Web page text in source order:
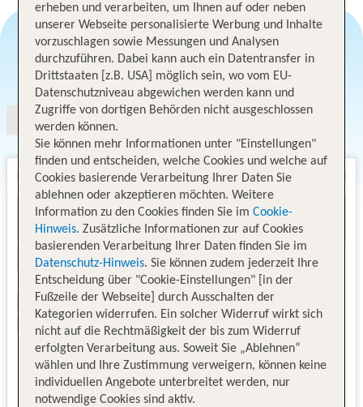
Angebotsauswahl
erheben und verarbeiten, um Ihnen auf oder neben
unserer Webseite personalisierte Werbung und Inhalte
vorzuschlagen sowie Messungen und Analysen
durchzuführen. Dabei kann auch ein Datentransfer in
Drittstaaten [z.B. USA] möglich sein, wo vom EU-
Datenschutzniveau abgewichen werden kann und
Zugriffe von dortigen Behörden nicht ausgeschlossen
werden können.
Sie können mehr Informationen unter "Einstellungen"
finden und entscheiden, welche Cookies und welche auf
Cookies basierende Verarbeitung Ihrer Daten Sie
ablehnen oder akzeptieren möchten. Weitere
Information zu den Cookies finden Sie im Cookie-
Hinweis. Zusätzliche Informationen zur auf Cookies
basierenden Verarbeitung Ihrer Daten finden Sie im
Datenschutz-Hinweis. Sie können zudem jederzeit Ihre
Entscheidung über "Cookie-Einstellungen" [in der
Fußzeile der Webseite] durch Ausschalten der
Kategorien widerrufen. Ein solcher Widerruf wirkt sich
nicht auf die Rechtmäßigkeit der bis zum Widerruf
erfolgten Verarbeitung aus. Soweit Sie „Ablehnen“
wählen und Ihre Zustimmung verweigern, können keine
individuellen Angebote unterbreitet werden, nur
notwendige Cookies sind aktiv.